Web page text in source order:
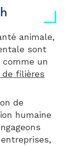
animale,
sont
comme un
filières
de
humaine